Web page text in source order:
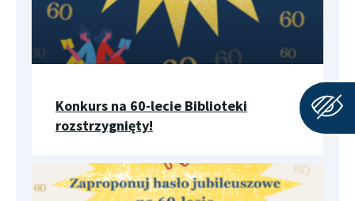
Konkurs na 60-lecie Biblioteki
rozstrzygnięty!